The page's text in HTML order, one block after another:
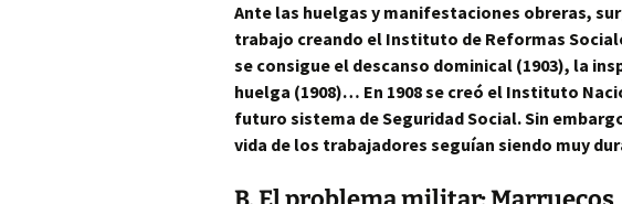
Ante las huelgas y manifestaciones obreras,
trabajo creando el Instituto de Reformas
se consigue el descanso dominical (1903), la
huelga (1908)… En 1908 se creó el Instituto
futuro sistema de Seguridad Social. Sin
vida de los trabajadores seguían siendo muy